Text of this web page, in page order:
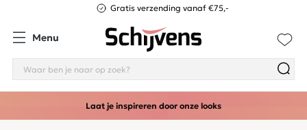
Gratis verzending vanaf €75,-
Menu
Laat je inspireren door onze looks